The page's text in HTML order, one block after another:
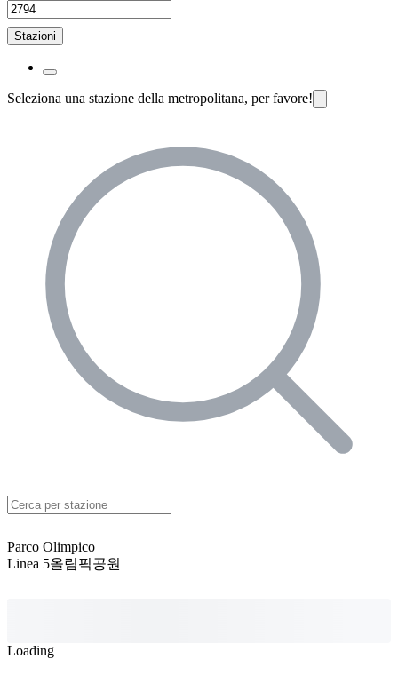
Stazioni
Seleziona una stazione della metropolitana, per favore!
Parco Olimpico
Linea 5올림픽공원
Loading